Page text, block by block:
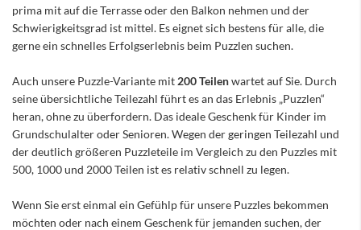
prima mit auf die Terrasse oder den Balkon nehmen und der
Schwierigkeitsgrad ist mittel. Es eignet sich bestens für alle, die
gerne ein schnelles Erfolgserlebnis beim Puzzlen suchen.
Auch unsere Puzzle-Variante mit 200 Teilenwartet auf Sie. Durch
seine übersichtliche Teilezahl führt es an das Erlebnis „Puzzlen“
heran, ohne zu überfordern. Das ideale Geschenk für Kinder im
Grundschulalter oder Senioren. Wegen der geringen Teilezahl und
der deutlich größeren Puzzleteile im Vergleich zu den Puzzles mit
500, 1000 und 2000 Teilen ist es relativ schnell zu legen.
Wenn Sie erst einmal ein Gefühlp für unsere Puzzles bekommen
möchten oder nach einem Geschenk für jemanden suchen, der